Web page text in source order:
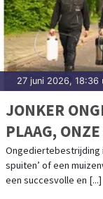
27 juni 2026, 18:36
JONKER
PLAAG,
Ongediertebestrijding
spuiten’ of een
een succesvolle en [...]